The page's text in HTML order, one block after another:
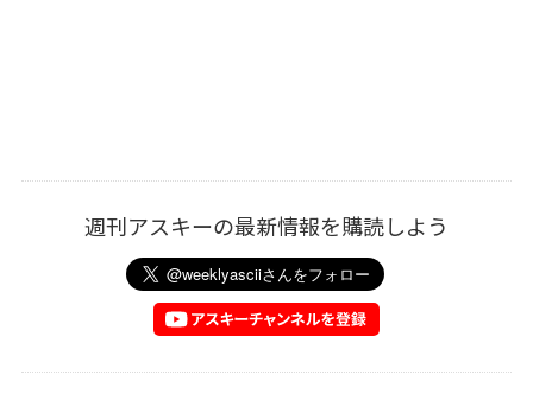
週刊アスキーの最新情報を購読しよう